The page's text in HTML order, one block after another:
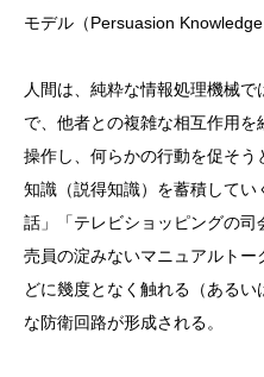
モデル（Persuasion
人間は、純粋な情報処理機械
で、他者との複雑な相互作用を
操作し、何らかの行動を促そ
知識（説得知識）を蓄積して
話」「テレビショッピングの
売員の淀みないマニュアルト
どに幾度となく触れる（ある
な防衛回路が形成される。